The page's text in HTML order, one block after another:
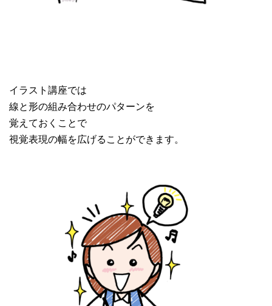
イラスト講座では
線と形の組み合わせのパターンを
覚えておくことで
視覚表現の幅を広げることができます。